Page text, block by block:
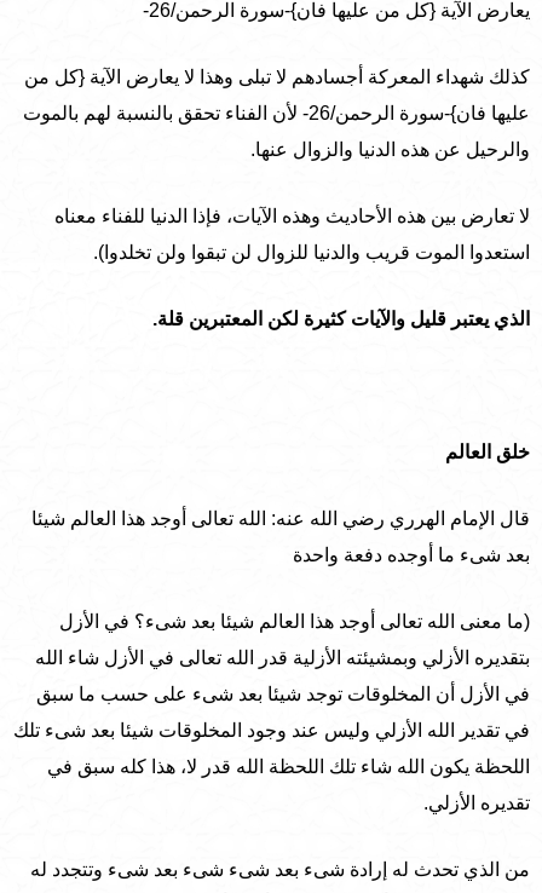
يعارض الآية {كل من عليها فان}-سورة الرحمن/26-
كذلك شهداء المعركة أجسادهم لا تبلى وهذا لا يعارض الآية {كل من
عليها فان}-سورة الرحمن/26- لأن الفناء تحقق بالنسبة لهم بالموت
والرحيل عن هذه الدنيا والزوال عنها.
لا تعارض بين هذه الأحاديث وهذه الآيات، فإذا الدنيا للفناء معناه
استعدوا الموت قريب والدنيا للزوال لن تبقوا ولن تخلدوا).
الذي يعتبر قليل والآيات كثيرة لكن المعتبرين قلة.
خلق العالم
قال الإمام الهرري رضي الله عنه: الله تعالى أوجد هذا العالم شيئا
بعد شىء ما أوجده دفعة واحدة
(ما معنى الله تعالى أوجد هذا العالم شيئا بعد شىء؟ في الأزل
بتقديره الأزلي وبمشيئته الأزلية قدر الله تعالى في الأزل شاء الله
في الأزل أن المخلوقات توجد شيئا بعد شىء على حسب ما سبق
في تقدير الله الأزلي وليس عند وجود المخلوقات شيئا بعد شىء تلك
اللحظة يكون الله شاء تلك اللحظة الله قدر لا، هذا كله سبق في
تقديره الأزلي.
من الذي تحدث له إرادة شىء بعد شىء شىء بعد شىء وتتجدد له